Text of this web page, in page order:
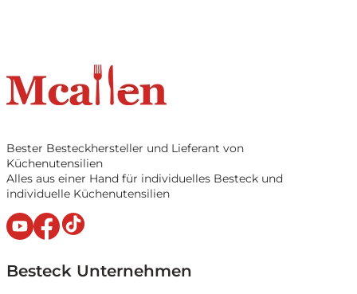
Bester Besteckhersteller und Lieferant von
Küchenutensilien
Alles aus einer Hand für individuelles Besteck und
individuelle Küchenutensilien
Besteck Unternehmen